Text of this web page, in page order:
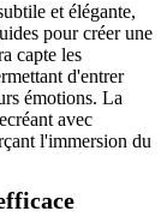
et élégante,
pour créer une
capte les
d'entrer
émotions. La
avec
l'immersion du